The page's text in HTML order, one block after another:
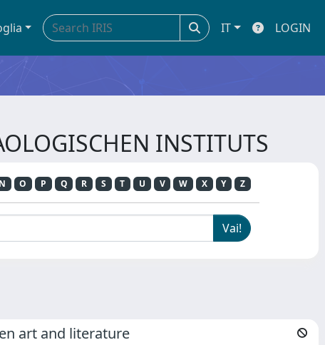
IT LOGIN
INSTITUTS
N O P Q R S T U V W X Y Z
art and literature